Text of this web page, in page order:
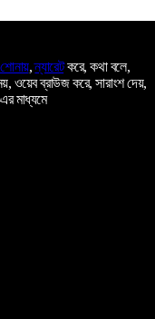
,ন্যারেটকরে, কথা বলে,
ওয়েব ব্রাউজ করে, সারাংশ দেয়,
মাধ্যমে